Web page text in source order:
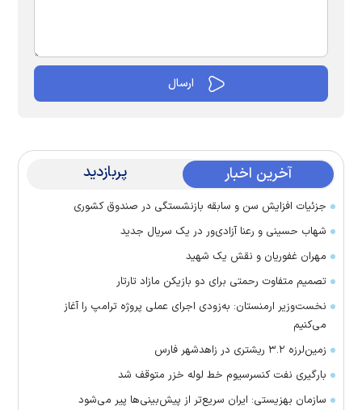
آخرین اخبار پربازدید
جزئیات افزایش سن و سابقه بازنشستگی در صندوق کشوری
شهاب حسینی و رعنا آزادی‌ور در یک سریال جدید
مهران غفوریان و نقش یک شهید
تصمیم متفاوت رحمتی برای دو بازیکن مازاد تارتار
نخست‌وزیر ارمنستان: به‌زودی اجرای عملی پروژه ترامپ را آغاز
می‌کنیم
زمین‌لرزه ۳.۲ ریشتری در زاهدشهر فارس
بارگیری نفت کنسرسیوم خط لوله خزر متوقف شد
سازمان بهزیستی: ایران سریع‌تر از پیش‌بینی‌ها پیر می‌شود